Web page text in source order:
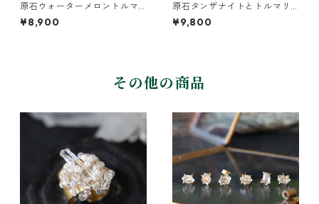
原石ウォーターメロントルマ
リンとパールのピアス
¥8,900
原石タンザナイトとトルマリ
ンとクレマチスの葉ピアス
¥9,800
その他の商品